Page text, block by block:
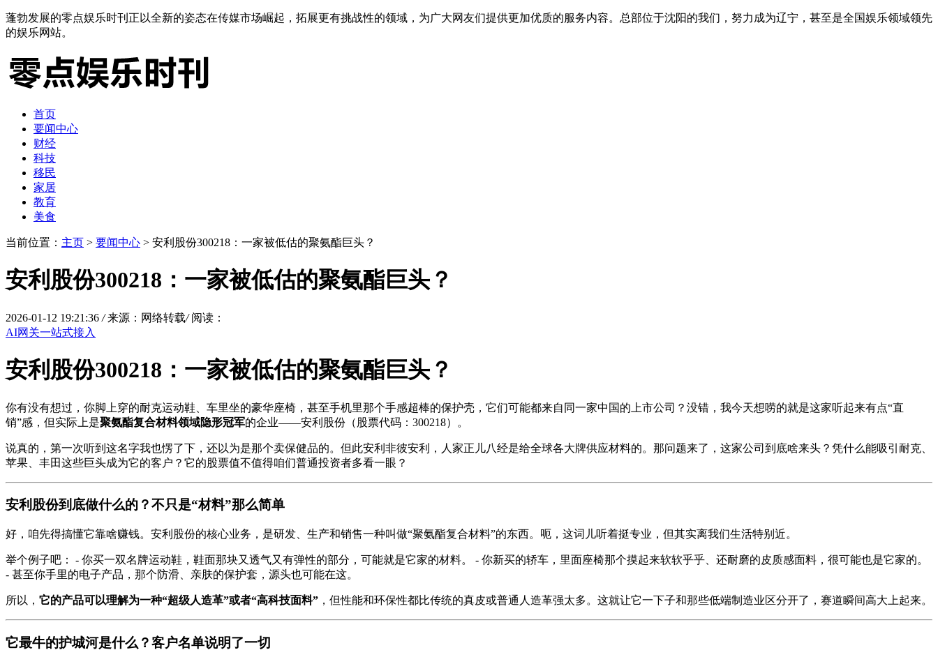
蓬勃发展的零点娱乐时刊正以全新的姿态在传媒市场崛起，拓展更有挑战性的领域，为广大网友们提供更加优质的服务内容。总部位于沈阳的我们，努力成为辽宁，甚至是全国娱乐领域领先
的娱乐网站。
首页
要闻中心
财经
科技
移民
家居
教育
美食
当前位置： 主页 > 要闻中心 > 安利股份300218：一家被低估的聚氨酯巨头？
安利股份300218：一家被低估的聚氨酯巨头？
2026-01-12 19:21:36 / 来源：网络转载/ 阅读：
AI网关一站式接入
安利股份300218：一家被低估的聚氨酯巨头？
你有没有想过，你脚上穿的耐克运动鞋、车里坐的豪华座椅，甚至手机里那个手感超棒的保护壳，它们可能都来自同一家中国的上市公司？没错，我今天想唠的就是这家听起来有点“直
销”感，但实际上是聚氨酯复合材料领域隐形冠军的企业——安利股份（股票代码：300218）。
说真的，第一次听到这名字我也愣了下，还以为是那个卖保健品的。但此安利非彼安利，人家正儿八经是给全球各大牌供应材料的。那问题来了，这家公司到底啥来头？凭什么能吸引耐克、
苹果、丰田这些巨头成为它的客户？它的股票值不值得咱们普通投资者多看一眼？
安利股份到底做什么的？不只是“材料”那么简单
好，咱先得搞懂它靠啥赚钱。安利股份的核心业务，是研发、生产和销售一种叫做“聚氨酯复合材料”的东西。呃，这词儿听着挺专业，但其实离我们生活特别近。
举个例子吧： - 你买一双名牌运动鞋，鞋面那块又透气又有弹性的部分，可能就是它家的材料。 - 你新买的轿车，里面座椅那个摸起来软软乎乎、还耐磨的皮质感面料，很可能也是它家的。
- 甚至你手里的电子产品，那个防滑、亲肤的保护套，源头也可能在这。
所以， 它的产品可以理解为一种“超级人造革”或者“高科技面料” ，但性能和环保性都比传统的真皮或普通人造革强太多。这就让它一下子和那些低端制造业区分开了，赛道瞬间高大上起来。
它最牛的护城河是什么？客户名单说明了一切